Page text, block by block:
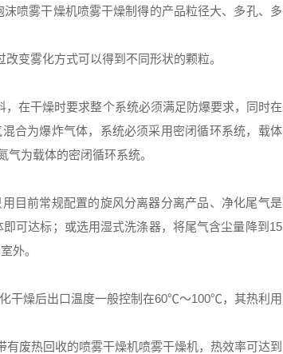
喷雾干燥机喷雾干燥制得的产品粒径大、多孔、多
变雾化方式可以得到不同形状的颗粒。
在干燥时要求整个系统必须满足防爆要求，同时在
合为爆炸气体，系统必须采用密闭循环系统，载体
为载体的密闭循环系统。
目前常规配置的旋风分离器分离产品、净化尾气是
可达标；或选用湿式洗涤器，将尾气含尘量降到15
外。
干燥后出口温度一般控制在60℃～100℃，其热利用
废热回收的喷雾干燥机喷雾干燥机，热效率可达到